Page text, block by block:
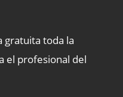
gratuita toda la
el profesional del